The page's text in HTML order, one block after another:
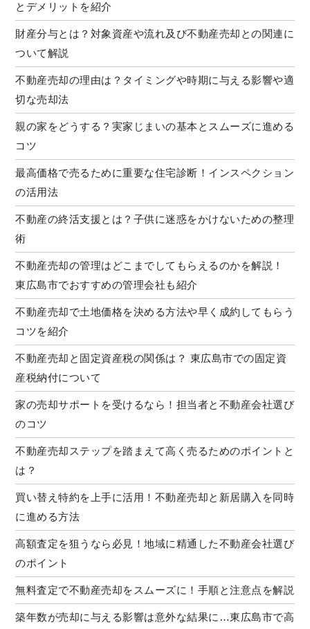
とデメリットを紹介
財産分与とは？対象資産や流れ及び不動産売却との関連に
ついて解説
不動産売却の理由は？タイミングや時期に与える影響や適
切な売却法
親の家をどうする？実家じまいの基本とスムーズに進める
コツ
最高価格で売るために重要な住宅診断！インスペクション
の活用法
不動産の終活支援とは？子供に迷惑をかけないための整理
術
不動産売却の管理はどこまでしてもらえるのかを解説！
東広島市でおすすめの管理会社も紹介
不動産売却で土地価格を決める方法や早く成約してもらう
コツを紹介
不動産売却と固定資産税の関係は？ 東広島市での固定資
産税納付について
家の売却サポートを受けるなら！担当者と不動産会社選び
のコツ
不動産売却ステップを踏まえて高く売るためのポイントと
は？
買い替え特約を上手に活用！不動産売却と新居購入を同時
に進める方法
高額査定を狙うなら必見！地域に精通した不動産会社選び
のポイント
無料査定で不動産売却をスムーズに！手順と注意点を解説
築年数が売却に与える影響は意外な結果に…東広島市で高